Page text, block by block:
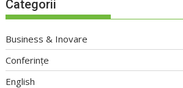
Categorii
Business & Inovare
Conferințe
English